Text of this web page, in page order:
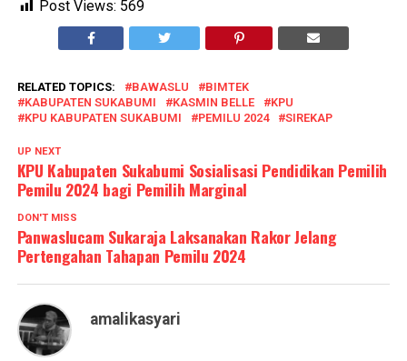
Post Views: 569
RELATED TOPICS: BAWASLU
BIMTEK
KABUPATEN SUKABUMI
KASMIN BELLE
KPU
KPU KABUPATEN SUKABUMI
PEMILU 2024 SIREKAP
UP NEXT
KPU Kabupaten Sukabumi Sosialisasi Pendidikan Pemilih
Pemilu 2024 bagi Pemilih Marginal
DON'T MISS
Panwaslucam Sukaraja Laksanakan Rakor Jelang
Pertengahan Tahapan Pemilu 2024
amalikasyari